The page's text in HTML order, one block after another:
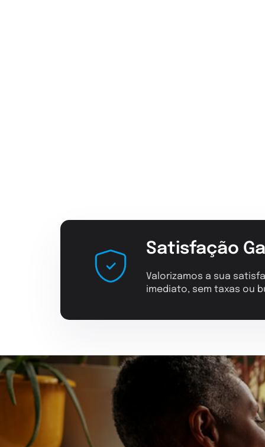
Satisfação
Valorizamos a sua
imediato, sem taxas ou